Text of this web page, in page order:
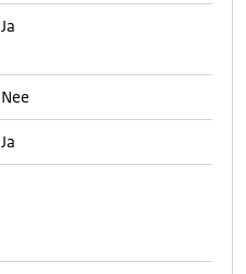
Ja
Nee
Ja